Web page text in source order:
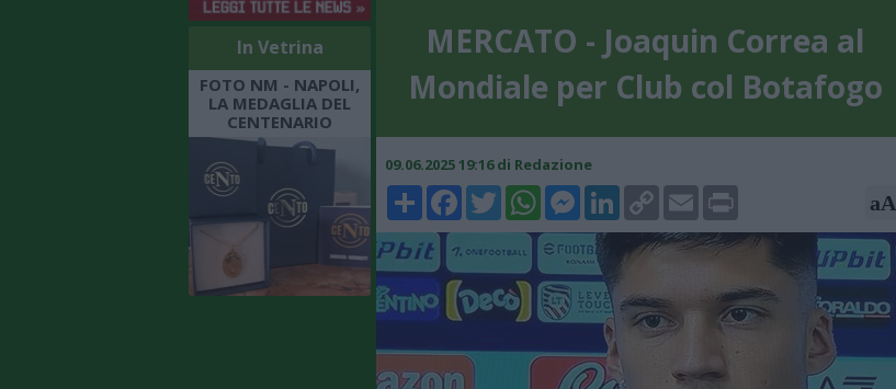
In Vetrina
FOTO NM - NAPOLI,
LA MEDAGLIA DEL
CENTENARIO
MERCATO - Joaquin Correa al
Mondiale per Club col Botafogo
09.06.2025 19:16 di Redazione
ShareFacebookTwitterWhatsAppMessenger
LinkedIn
Copy
Link
Email Print aA